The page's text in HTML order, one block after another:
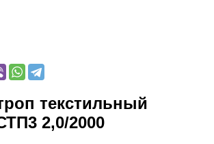
текстильный
2,0/2000